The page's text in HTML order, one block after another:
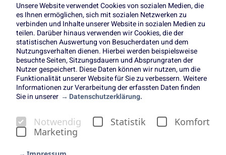
Unsere Website verwendet Cookies von sozialen Medien, die
es Ihnen ermöglichen, sich mit sozialen Netzwerken zu
verbinden und Inhalte unserer Website in sozialen Medien zu
teilen. Darüber hinaus verwenden wir Cookies, die der
statistischen Auswertung von Besucherdaten und dem
Nutzungsverhalten dienen. Hierbei werden beispielsweise
besuchte Seiten, Sitzungsdauern und Absprungraten der
Nutzer gespeichert. Diese Daten können wir nutzen, um die
Funktionalität unserer Website für Sie zu verbessern. Weitere
Informationen zur Verarbeitung der erfassten Daten finden
Sie in unserer
Datenschutzerklärung.
Notwendig Statistik
Komfort
Marketing
Bunter Herbst | Bunte Ernte
Der Herbst ist alles andere als
grau – er ist bunt, vielfältig
und voller Überraschungen.
Zwischen leuchtenden Blättern, farbenfrohen Pflanzen
und einer Fülle an saisonalen Schätzen lädt er dazu ein,